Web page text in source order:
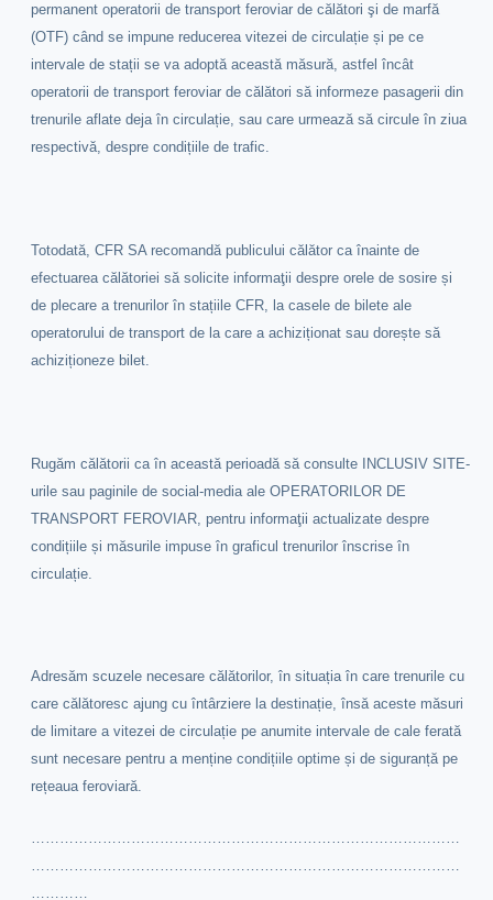
permanent operatorii de transport feroviar de călători şi de marfă
(OTF) când se impune reducerea vitezei de circulație și pe ce
intervale de stații se va adoptă această măsură, astfel încât
operatorii de transport feroviar de călători să informeze pasagerii din
trenurile aflate deja în circulație, sau care urmează să circule în ziua
respectivă, despre condițiile de trafic.
Totodată, CFR SA recomandă publicului călător ca înainte de
efectuarea călătoriei să solicite informaţii despre orele de sosire și
de plecare a trenurilor în stațiile CFR, la casele de bilete ale
operatorului de transport de la care a achiziționat sau dorește să
achiziționeze bilet.
Rugăm călătorii ca în această perioadă să consulte INCLUSIV SITE-
urile sau paginile de social-media ale OPERATORILOR DE
TRANSPORT FEROVIAR, pentru informaţii actualizate despre
condițiile și măsurile impuse în graficul trenurilor înscrise în
circulație.
Adresăm scuzele necesare călătorilor, în situația în care trenurile cu
care călătoresc ajung cu întârziere la destinație, însă aceste măsuri
de limitare a vitezei de circulație pe anumite intervale de cale ferată
sunt necesare pentru a menține condițiile optime și de siguranță pe
rețeaua feroviară.
………………………………………………………………………………
………………………………………………………………………………
…………